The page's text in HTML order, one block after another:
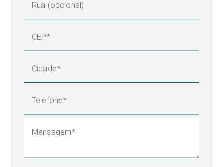
Rua (opcional)
CEP
Cidade
Telefone
Mensagem